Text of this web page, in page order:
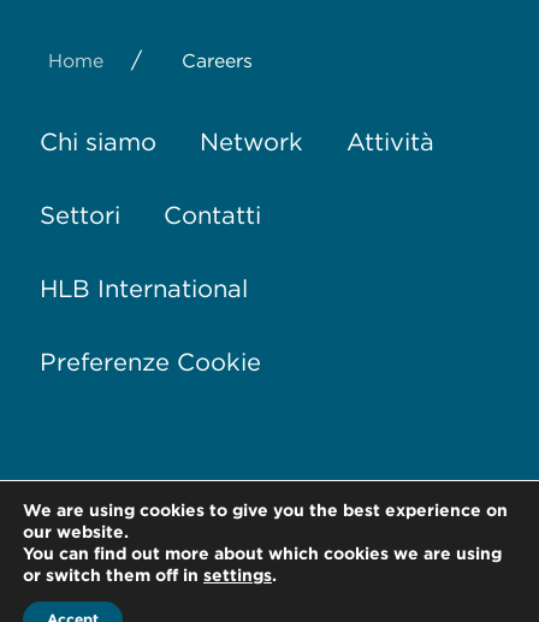
Home / Careers
Chi siamo Network Attività
Settori Contatti
HLB International
Preferenze Cookie
Via Conservatorio, 17 20122 Milano –Italia
T +39 02 76 01 81 28
We are using cookies to give you the best experience on
our website.
You can find out more about which cookies we are using
or switch them off in settings.